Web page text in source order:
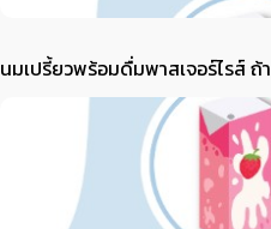
นมเปรี้ยวพร้อมดื่มพาสเจอร์ไรส์ ถ้